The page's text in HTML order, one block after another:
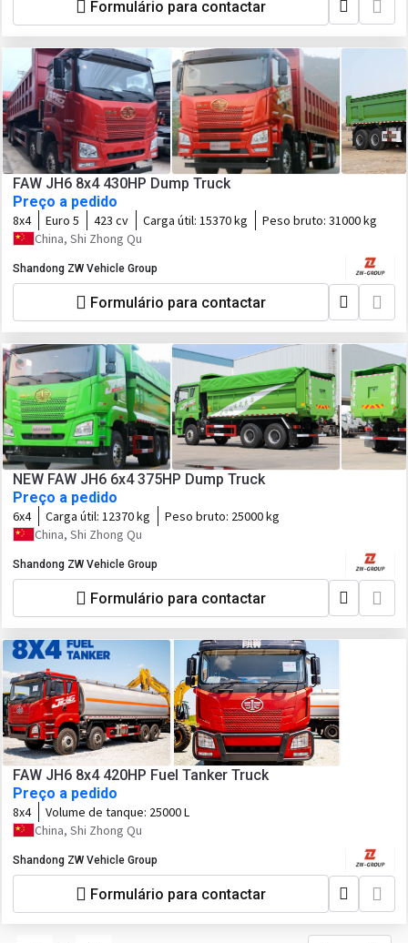
Formulário para contactar
FAW JH6 8x4 430HP Dump Truck
Preço a pedido
8x4 Euro 5 423 cv Carga útil: 15370 kg Peso bruto: 31000 kg
China, Shi Zhong Qu
Shandong ZW Vehicle Group
Formulário para contactar
NEW FAW JH6 6x4 375HP Dump Truck
Preço a pedido
6x4 Carga útil: 12370 kg Peso bruto: 25000 kg
China, Shi Zhong Qu
Shandong ZW Vehicle Group
Formulário para contactar
FAW JH6 8x4 420HP Fuel Tanker Truck
Preço a pedido
8x4 Volume de tanque: 25000 L
China, Shi Zhong Qu
Shandong ZW Vehicle Group
Formulário para contactar